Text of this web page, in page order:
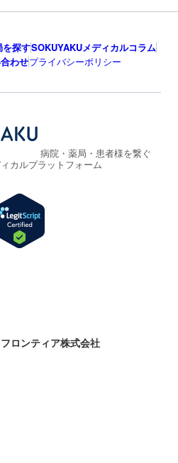
を探すSOKUYAKUメディカルコラム
わせプライバシーポリシー
病院・薬局・患者様を繋ぐ
カルプラットフォーム
ロンティア株式会社